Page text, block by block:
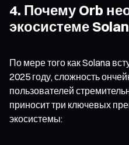
4. Почему Orb
экосистеме
По мере того как Solana
2025 году, сложность
пользователей
приносит три ключевых
экосистемы: